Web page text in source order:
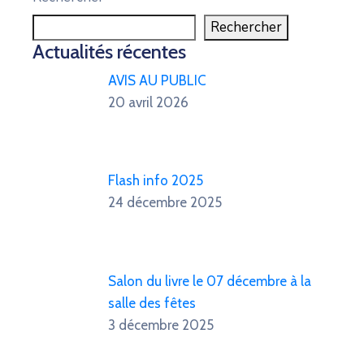
Rechercher
Actualités récentes
AVIS AU PUBLIC
20 avril 2026
Flash info 2025
24 décembre 2025
Salon du livre le 07 décembre à la
salle des fêtes
3 décembre 2025